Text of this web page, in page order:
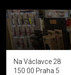
Na Václavce 28
150 00 Praha 5